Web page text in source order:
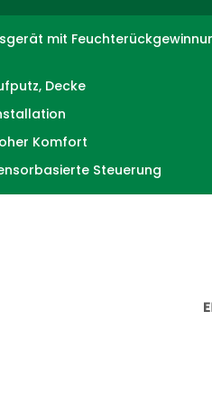
mit
Decke
Komfort
Steuerung